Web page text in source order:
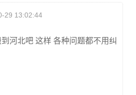
29 13:02:44
河北吧 这样 各种问题都不用纠